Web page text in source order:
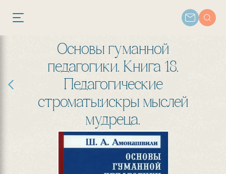
Основы гуманной
педагогики. Книга 18.
Педагогические
строматы:искры мыслей
мудреца.